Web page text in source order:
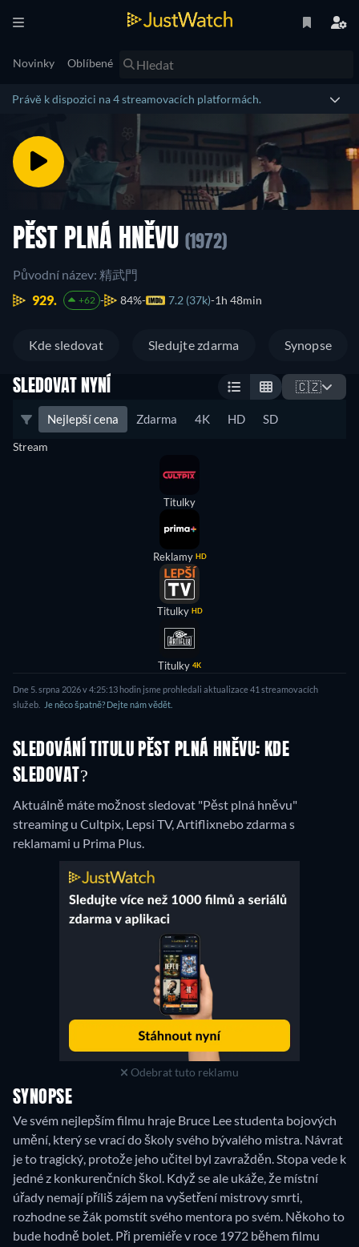
Novinky Oblíbené
Právě k dispozici na 4 streamovacích platformách.
PĚST PLNÁ HNĚVU (1972)
Původní název: 精武門
929.
+62 84% 7.2 (37k) 1h 48min
Kde sledovat Sledujte zdarma Synopse
SLEDOVAT NYNÍ 🇨🇿
Nejlepší cena Zdarma 4K HD SD
Stream
Titulky
Reklamy HD
Titulky HD
Titulky 4K
Dne 5. srpna 2026 v 4:25:13 hodin jsme prohledali aktualizace 41 streamovacích
služeb.
Je něco špatně? Dejte nám vědět.
SLEDOVÁNÍ TITULU PĚST PLNÁ HNĚVU: KDE
SLEDOVAT?
Aktuálně máte možnost sledovat "Pěst plná hněvu"
streaming u Cultpix, Lepsi TV, Artiflixnebo zdarma s
reklamami u Prima Plus.
Odebrat tuto reklamu
SYNOPSE
Ve svém nejlepším filmu hraje Bruce Lee studenta bojových
umění, který se vrací do školy svého bývalého mistra. Návrat
je to tragický, protože jeho učitel byl zavražděn. Stopa vede k
jedné z konkurenčních škol. Když se ale ukáže, že místní
úřady nemají příliš zájem na vyšetření mistrovy smrti,
rozhodne se žák pomstít svého mentora po svém. Někoho to
bude hodně bolet. Při premiéře v roce 1972 během filmu